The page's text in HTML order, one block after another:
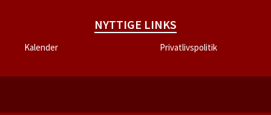
NYTTIGE LINKS
Kalender Privatlivspolitik